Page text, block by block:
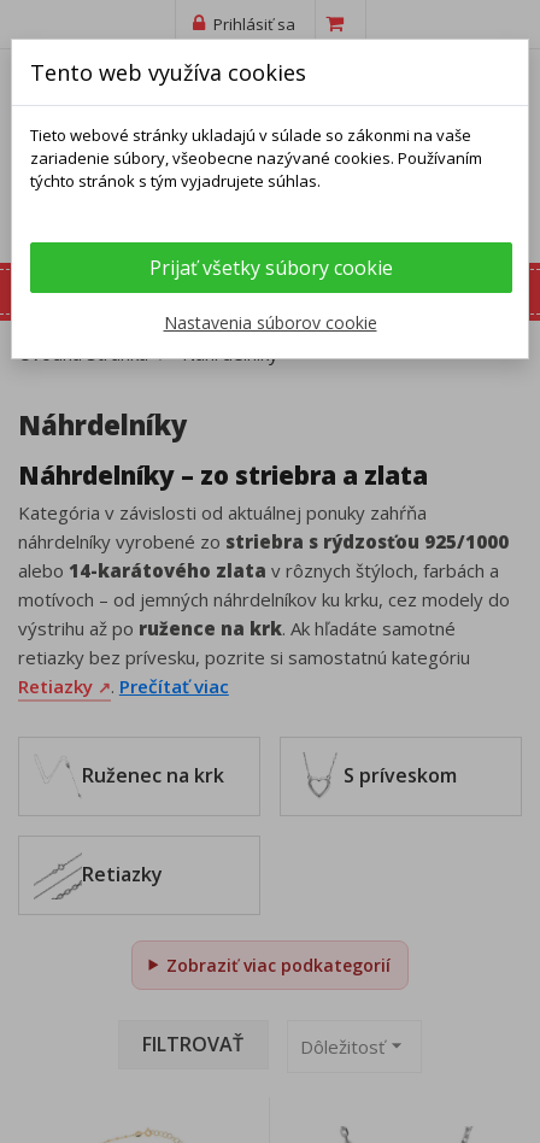
Prihlásiť sa
Úvodná stránka Náhrdelníky
Náhrdelníky
Náhrdelníky – zo striebra a zlata
Kategória v závislosti od aktuálnej ponuky zahŕňa
náhrdelníky vyrobené zo striebra s rýdzosťou 925/1000
alebo 14-karátového zlata v rôznych štýloch, farbách a
motívoch – od jemných náhrdelníkov ku krku, cez modely do
výstrihu až po ružence na krk. Ak hľadáte samotné
retiazky bez prívesku, pozrite si samostatnú kategóriu
Retiazky
. Prečítať viac
Ruženec na krk S príveskom
Retiazky
FILTROVAŤ Dôležitosťarrow_drop_down
Tento web využíva cookies
Tieto webové stránky ukladajú v súlade so zákonmi na vaše
zariadenie súbory, všeobecne nazývané cookies. Používaním
týchto stránok s tým vyjadrujete súhlas.
Prijať všetky súbory cookie
Nastavenia súborov cookie